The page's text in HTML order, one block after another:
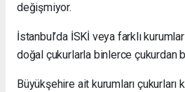
değişmiyor.
İstanbul’da İSKİ veya farklı
doğal çukurlarla binlerce çukurdan
Büyükşehire ait kurumları çukurları